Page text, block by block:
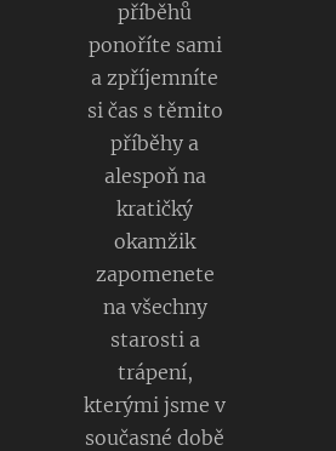
příběhů
ponoříte sami
a zpříjemníte
si čas s těmito
příběhy a
alespoň na
kratičký
okamžik
zapomenete
na všechny
starosti a
trápení,
kterými jsme v
současné době